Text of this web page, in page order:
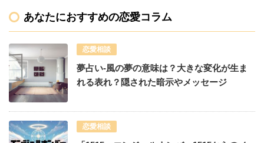
あなたにおすすめの恋愛コラム
恋愛相談
夢占い-風の夢の意味は？大きな変化が生ま
れる表れ？隠された暗示やメッセージ
恋愛相談